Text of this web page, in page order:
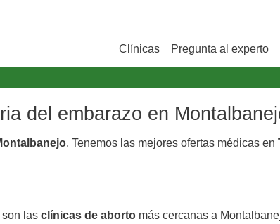
Clínicas Pregunta al experto
del embarazo en
. Tenemos las mejores ofertas médicas en
las clínicas de aborto más cercanas a